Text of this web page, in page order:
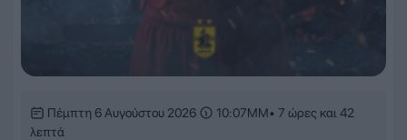
Πέμπτη 6 Αυγούστου 2026 10:07ΜΜ• 7 ώρες και 42
λεπτά